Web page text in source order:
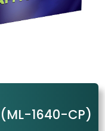
(ML-1640-CP)